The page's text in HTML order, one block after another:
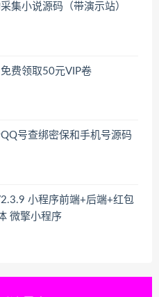
集小说源码（带演示站）
费领取50元VIP卷
号查绑密保和手机号源码
小程序前端+后端+红包
微擎小程序